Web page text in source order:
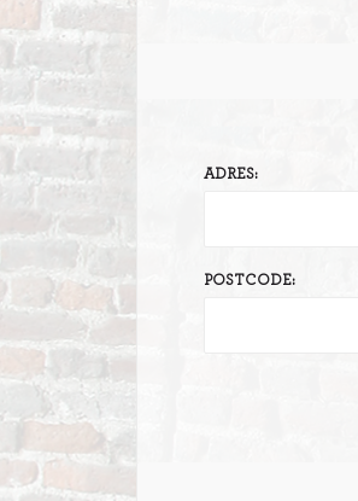
BUSBRODEN
GEVULD BROOD
BROODJES
RIJSTEVLAAI
KRUIMELVLAAI
VLAAI RASTER
OPEN VLAAI
LUXE VLAAI
GEBAKJES
GÂTEAUX
ADRES:
POSTCODE: